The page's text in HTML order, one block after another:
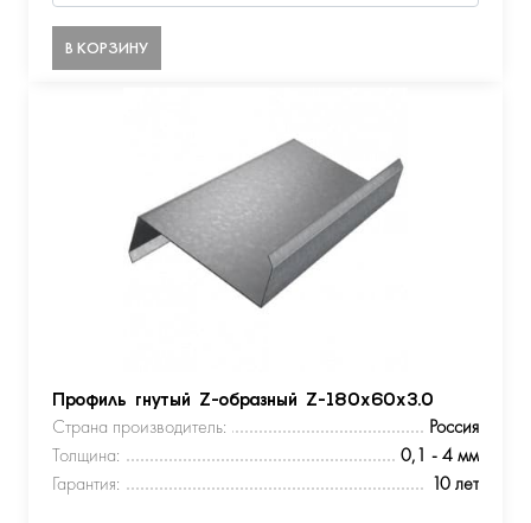
В КОРЗИНУ
Профиль гнутый Z-образный Z-180х60х3.0
Страна производитель:
Россия
Толщина:
0,1 - 4 мм
Гарантия:
10 лет